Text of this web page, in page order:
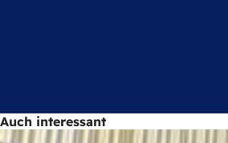
Auch interessant